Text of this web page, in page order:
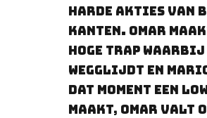
harde akties van
kanten. Omar
hoge trap
wegglijdt en
dat moment een
maakt, Omar valt